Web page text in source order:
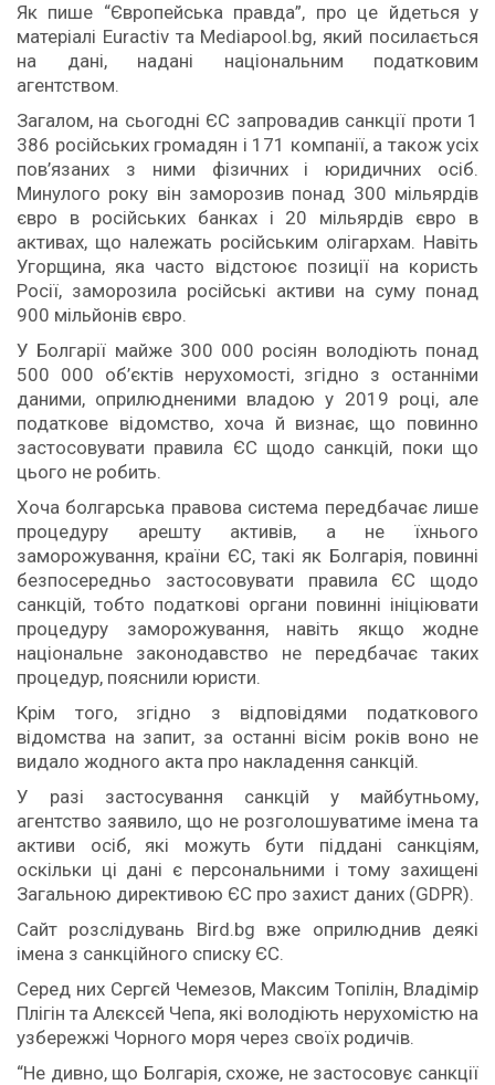
Як пише “Європейська правда”, про це йдеться у
матеріалі Euractiv та Mediapool.bg, який посилається
на дані, надані національним податковим
агентством.
Загалом, на сьогодні ЄС запровадив санкції проти 1
386 російських громадян і 171 компанії, а також усіх
пов’язаних з ними фізичних і юридичних осіб.
Минулого року він заморозив понад 300 мільярдів
євро в російських банках і 20 мільярдів євро в
активах, що належать російським олігархам. Навіть
Угорщина, яка часто відстоює позиції на користь
Росії, заморозила російські активи на суму понад
900 мільйонів євро.
У Болгарії майже 300 000 росіян володіють понад
500 000 об’єктів нерухомості, згідно з останніми
даними, оприлюдненими владою у 2019 році, але
податкове відомство, хоча й визнає, що повинно
застосовувати правила ЄС щодо санкцій, поки що
цього не робить.
Хоча болгарська правова система передбачає лише
процедуру арешту активів, а не їхнього
заморожування, країни ЄС, такі як Болгарія, повинні
безпосередньо застосовувати правила ЄС щодо
санкцій, тобто податкові органи повинні ініціювати
процедуру заморожування, навіть якщо жодне
національне законодавство не передбачає таких
процедур, пояснили юристи.
Крім того, згідно з відповідями податкового
відомства на запит, за останні вісім років воно не
видало жодного акта про накладення санкцій.
У разі застосування санкцій у майбутньому,
агентство заявило, що не розголошуватиме імена та
активи осіб, які можуть бути піддані санкціям,
оскільки ці дані є персональними і тому захищені
Загальною директивою ЄС про захист даних (GDPR).
Сайт розслідувань Bird.bg вже оприлюднив деякі
імена з санкційного списку ЄС.
Серед них Сергєй Чемезов, Максим Топілін, Владімір
Плігін та Алєксєй Чепа, які володіють нерухомістю на
узбережжі Чорного моря через своїх родичів.
“Не дивно, що Болгарія, схоже, не застосовує санкції